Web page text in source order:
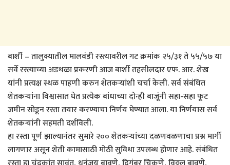
बार्शी – तालुक्यातील मालवंडी रस्त्यावरील गट क्रमांक २५/३१ ते ५५/५७ या
सर्वे रस्त्याच्या अडथळा प्रकरणी आज बार्शी तहसीलदार एफ. आर. शेख
यांनी प्रत्यक्ष स्थळ पाहणी करुन शेतकऱ्यांशी चर्चा केली. सर्व संबंधित
शेतकऱ्यांना विश्वासात घेत प्रत्येक बांधाच्या दोन्ही बाजूंनी सहा-सहा फूट
जमीन सोडून रस्ता तयार करण्याचा निर्णय घेण्यात आला. या निर्णयास सर्व
शेतकऱ्यांनी सहमती दर्शविली.
हा रस्ता पूर्ण झाल्यानंतर सुमारे २०० शेतकऱ्यांच्या दळणवळणाचा प्रश्न मार्गी
लागणार असून शेती कामासाठी मोठी सुविधा उपलब्ध होणार आहे. संबंधित